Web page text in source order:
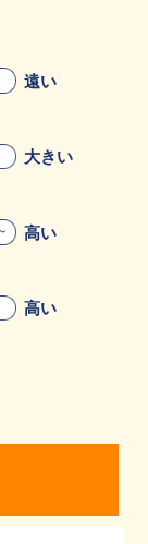
遠い
大きい
高い
高い